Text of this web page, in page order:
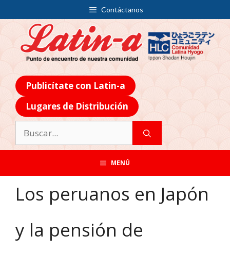
Contáctanos
Publicítate con Latin-a
Lugares de Distribución
MENÚ
Los peruanos en Japón
y la pensión de